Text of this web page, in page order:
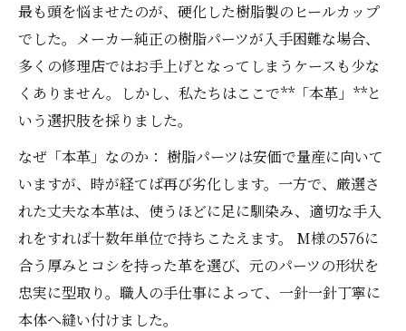
最も頭を悩ませたのが、硬化した樹脂製のヒールカップ
でした。メーカー純正の樹脂パーツが入手困難な場合、
多くの修理店ではお手上げとなってしまうケースも少な
くありません。しかし、私たちはここで**「本革」**と
いう選択肢を採りました。
なぜ「本革」なのか： 樹脂パーツは安価で量産に向いて
いますが、時が経てば再び劣化します。一方で、厳選さ
れた丈夫な本革は、使うほどに足に馴染み、適切な手入
れをすれば十数年単位で持ちこたえます。 M様の576に
合う厚みとコシを持った革を選び、元のパーツの形状を
忠実に型取り。職人の手仕事によって、一針一針丁寧に
本体へ縫い付けました。